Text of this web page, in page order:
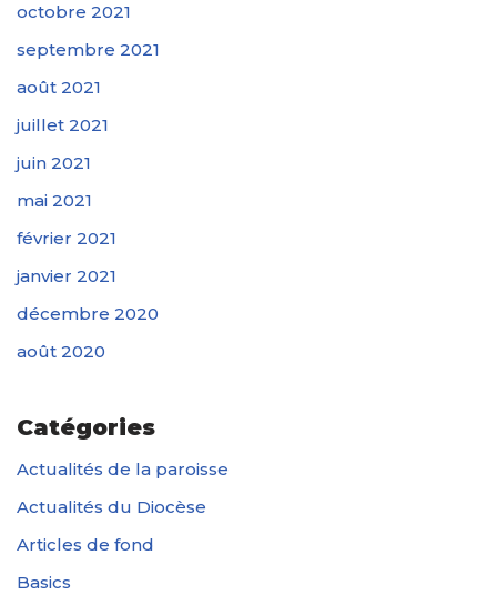
octobre 2021
septembre 2021
août 2021
juillet 2021
juin 2021
mai 2021
février 2021
janvier 2021
décembre 2020
août 2020
Catégories
Actualités de la paroisse
Actualités du Diocèse
Articles de fond
Basics